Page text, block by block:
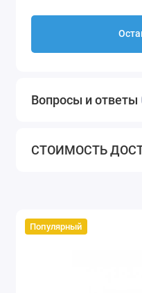
Вопросы и ответы
СТОИМОСТЬ
Популярный